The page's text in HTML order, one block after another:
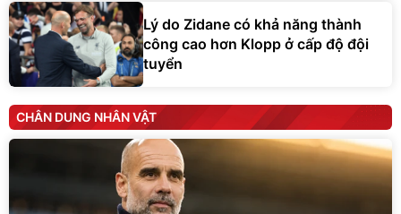
Lý do Zidane có khả năng thành
công cao hơn Klopp ở cấp độ đội
tuyển
CHÂN DUNG NHÂN VẬT